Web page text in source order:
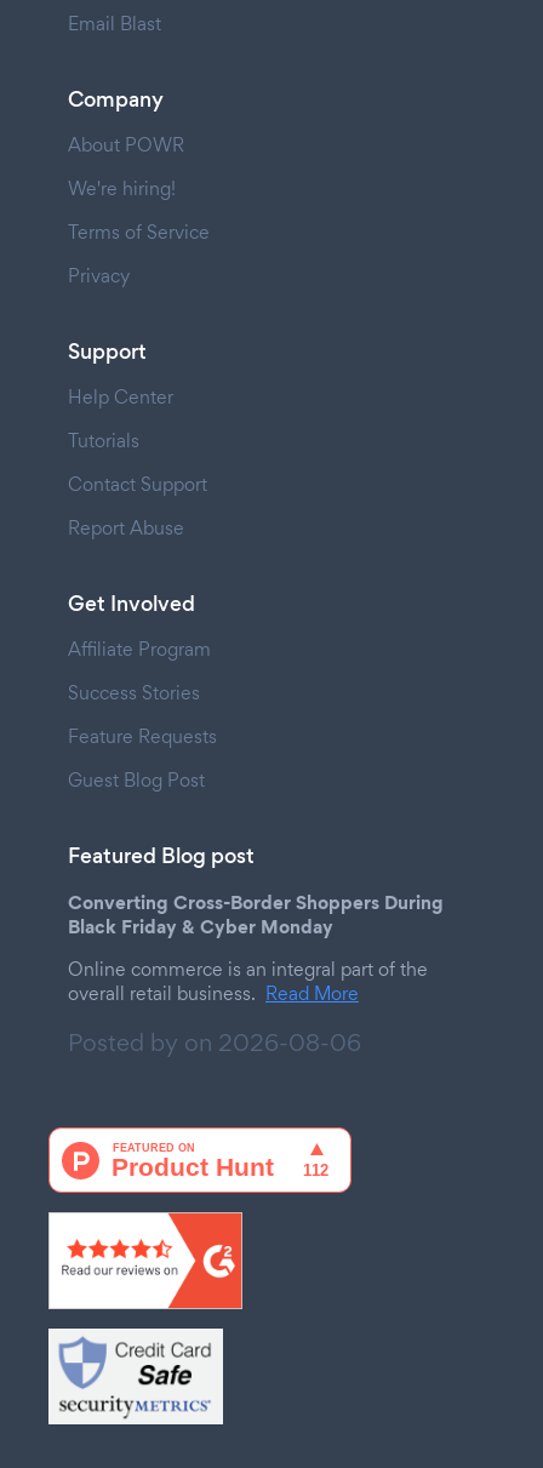
Email Blast
Company
About POWR
We're hiring!
Terms of Service
Privacy
Support
Help Center
Tutorials
Contact Support
Report Abuse
Get Involved
Affiliate Program
Success Stories
Feature Requests
Guest Blog Post
Featured Blog post
Converting Cross-Border Shoppers During
Black Friday & Cyber Monday
Online commerce is an integral part of the
overall retail business. Read More
Posted by on 2026-08-06